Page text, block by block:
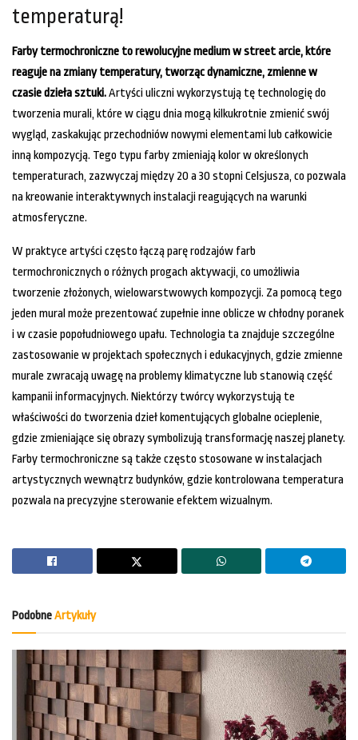
temperaturą!
Farby termochroniczne to rewolucyjne medium w street arcie, które
reaguje na zmiany temperatury, tworząc dynamiczne, zmienne w
czasie dzieła sztuki.Artyści uliczni wykorzystują tę technologię do
tworzenia murali, które w ciągu dnia mogą kilkukrotnie zmienić swój
wygląd, zaskakując przechodniów nowymi elementami lub całkowicie
inną kompozycją. Tego typu farby zmieniają kolor w określonych
temperaturach, zazwyczaj między 20 a 30 stopni Celsjusza, co pozwala
na kreowanie interaktywnych instalacji reagujących na warunki
atmosferyczne.
W praktyce artyści często łączą parę rodzajów farb
termochronicznych o różnych progach aktywacji, co umożliwia
tworzenie złożonych, wielowarstwowych kompozycji. Za pomocą tego
jeden mural może prezentować zupełnie inne oblicze w chłodny poranek
i w czasie popołudniowego upału. Technologia ta znajduje szczególne
zastosowanie w projektach społecznych i edukacyjnych, gdzie zmienne
murale zwracają uwagę na problemy klimatyczne lub stanowią część
kampanii informacyjnych. Niektórzy twórcy wykorzystują te
właściwości do tworzenia dzieł komentujących globalne ocieplenie,
gdzie zmieniające się obrazy symbolizują transformację naszej planety.
Farby termochroniczne są także często stosowane w instalacjach
artystycznych wewnątrz budynków, gdzie kontrolowana temperatura
pozwala na precyzyjne sterowanie efektem wizualnym.
PodobneArtykuły